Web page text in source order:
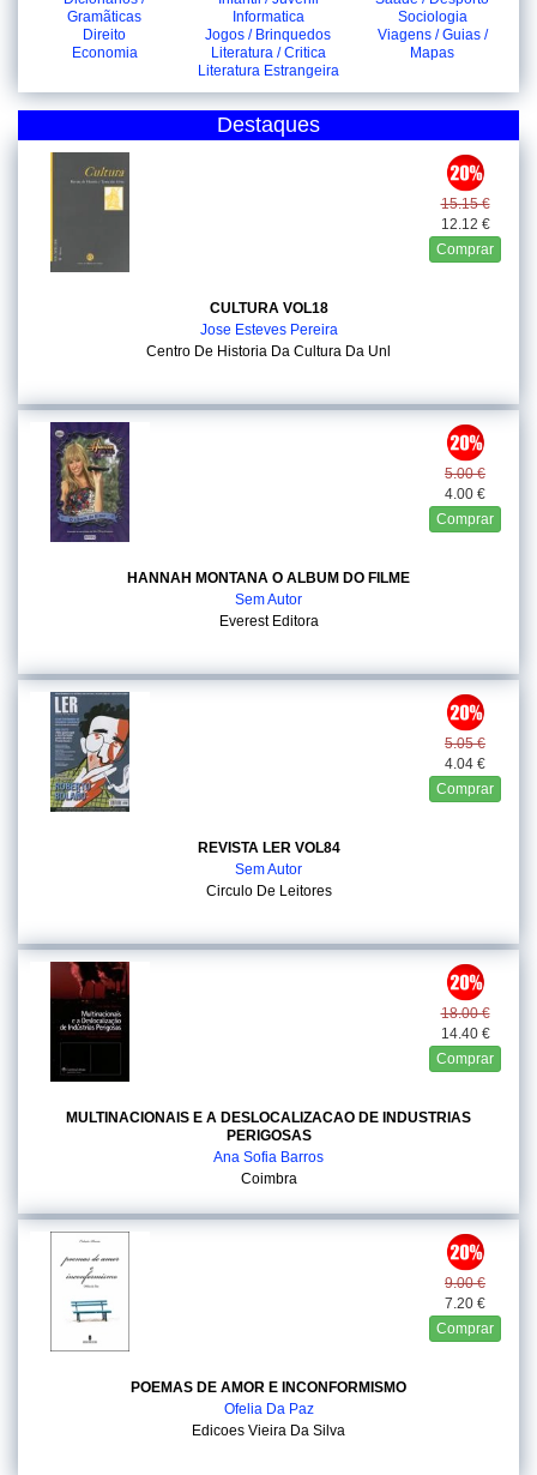
Gramãticas
Direito
Economia
Informatica
Jogos / Brinquedos
Literatura / Critica
Literatura Estrangeira
Sociologia
Viagens / Guias /
Mapas
Destaques
15.15 €
12.12 €
Comprar
CULTURA VOL18
Jose Esteves Pereira
Centro De Historia Da Cultura Da Unl
5.00 €
4.00 €
Comprar
HANNAH MONTANA O ALBUM DO FILME
Sem Autor
Everest Editora
5.05 €
4.04 €
Comprar
REVISTA LER VOL84
Sem Autor
Circulo De Leitores
18.00 €
14.40 €
Comprar
MULTINACIONAIS E A DESLOCALIZACAO DE INDUSTRIAS
PERIGOSAS
Ana Sofia Barros
Coimbra
9.00 €
7.20 €
Comprar
POEMAS DE AMOR E INCONFORMISMO
Ofelia Da Paz
Edicoes Vieira Da Silva